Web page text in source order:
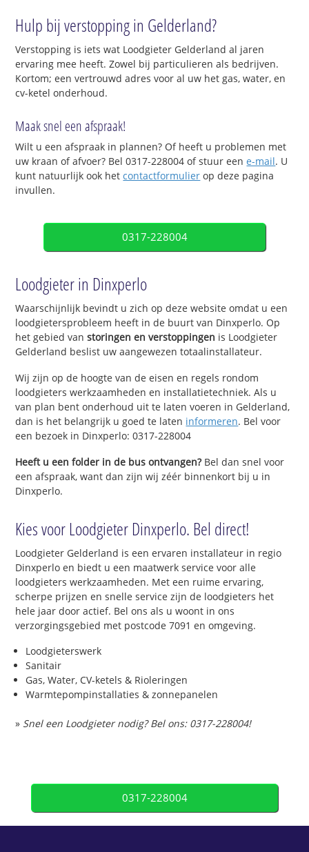
Hulp bij verstopping in Gelderland?
Verstopping is iets wat Loodgieter Gelderland al jaren
ervaring mee heeft. Zowel bij particulieren als bedrijven.
Kortom; een vertrouwd adres voor al uw het gas, water, en
cv-ketel onderhoud.
Maak snel een afspraak!
Wilt u een afspraak in plannen? Of heeft u problemen met
uw kraan of afvoer? Bel 0317-228004 of stuur eene-mail. U
kunt natuurlijk ook hetcontactformulier op deze pagina
invullen.
0317-228004
Loodgieter in Dinxperlo
Waarschijnlijk bevindt u zich op deze website omdat u een
loodgietersprobleem heeft in de buurt van Dinxperlo. Op
het gebied vanstoringen en verstoppingen is Loodgieter
Gelderland beslist uw aangewezen totaalinstallateur.
Wij zijn op de hoogte van de eisen en regels rondom
loodgieters werkzaamheden en installatietechniek. Als u
van plan bent onderhoud uit te laten voeren in Gelderland,
dan is het belangrijk u goed te laten informeren. Bel voor
een bezoek in Dinxperlo: 0317-228004
Heeft u een folder in de bus ontvangen?Bel dan snel voor
een afspraak, want dan zijn wij zéér binnenkort bij u in
Dinxperlo.
Kies voor Loodgieter Dinxperlo. Bel direct!
Loodgieter Gelderland is een ervaren installateur in regio
Dinxperlo en biedt u een maatwerk service voor alle
loodgieters werkzaamheden. Met een ruime ervaring,
scherpe prijzen en snelle service zijn de loodgieters het
hele jaar door actief. Bel ons als u woont in ons
verzorgingsgebied met postcode 7091 en omgeving.
Loodgieterswerk
Sanitair
Gas, Water, CV-ketels & Rioleringen
Warmtepompinstallaties & zonnepanelen
» Snel een Loodgieter nodig? Bel ons: 0317-228004!
0317-228004